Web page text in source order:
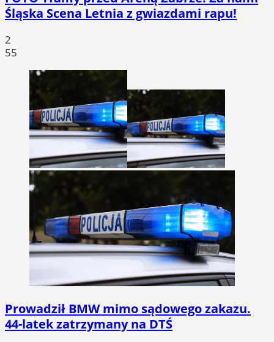
Śląska Scena Letnia z gwiazdami rapu!
2
55
Prowadził BMW mimo sądowego zakazu.
44-latek zatrzymany na DTŚ